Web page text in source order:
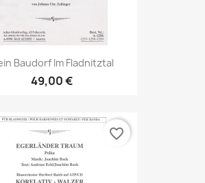
Baudorf Im Fladnitztal
49,00 €
favorite_border